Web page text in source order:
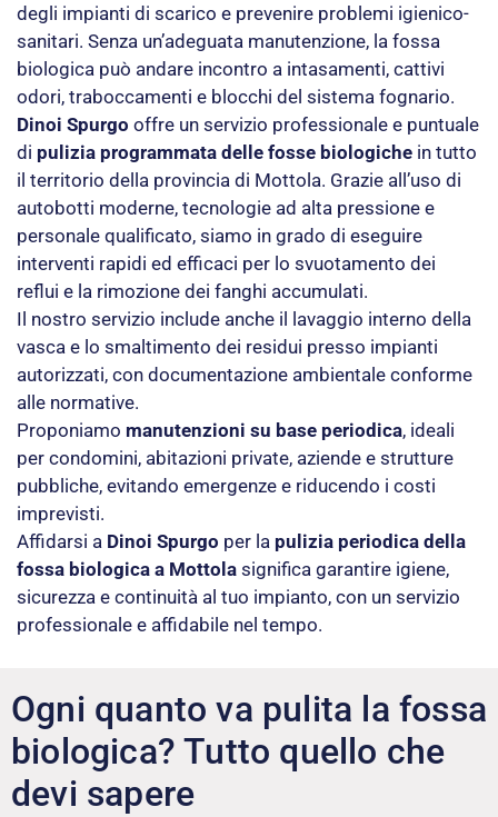
degli impianti di scarico e prevenire problemi igienico-
sanitari. Senza un’adeguata manutenzione, la fossa
biologica può andare incontro a intasamenti, cattivi
odori, traboccamenti e blocchi del sistema fognario.
Dinoi Spurgo offre un servizio professionale e puntuale
di pulizia programmata delle fosse biologiche in tutto
il territorio della provincia di Mottola. Grazie all’uso di
autobotti moderne, tecnologie ad alta pressione e
personale qualificato, siamo in grado di eseguire
interventi rapidi ed efficaci per lo svuotamento dei
reflui e la rimozione dei fanghi accumulati.
Il nostro servizio include anche il lavaggio interno della
vasca e lo smaltimento dei residui presso impianti
autorizzati, con documentazione ambientale conforme
alle normative.
Proponiamo manutenzioni su base periodica, ideali
per condomini, abitazioni private, aziende e strutture
pubbliche, evitando emergenze e riducendo i costi
imprevisti.
Affidarsi a Dinoi Spurgo per la pulizia periodica della
fossa biologica a Mottola significa garantire igiene,
sicurezza e continuità al tuo impianto, con un servizio
professionale e affidabile nel tempo.
Ogni quanto va pulita la fossa
biologica? Tutto quello che
devi sapere